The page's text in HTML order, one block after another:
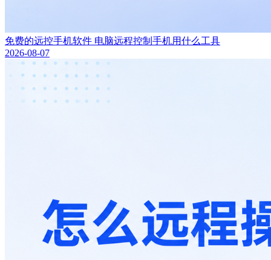
免费的远控手机软件 电脑远程控制手机用什么工具
2026-08-07